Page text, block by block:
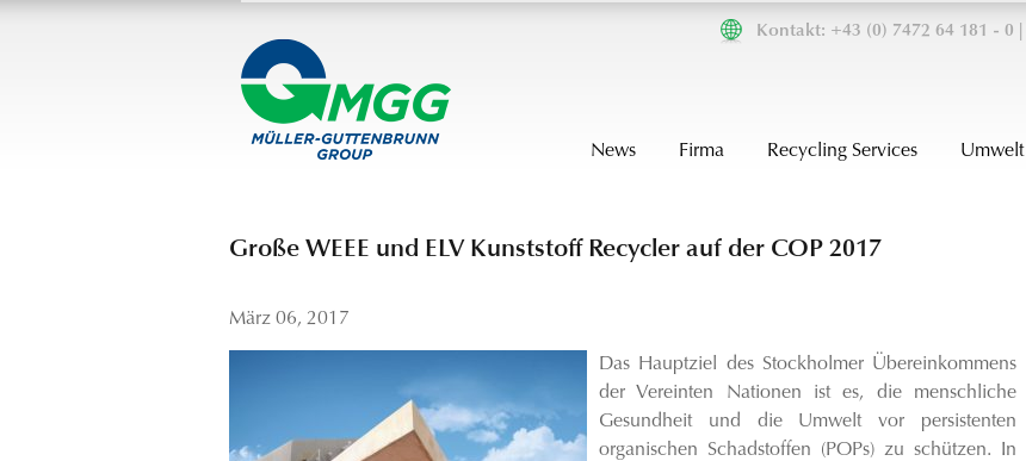
Kontakt: +43 (0) 7472 64 181 - 0 |
News Firma Recycling Services Umwelt
Große WEEE und ELV Kunststoff Recycler auf der COP 2017
März 06, 2017
Das Hauptziel des Stockholmer Übereinkommens
der Vereinten Nationen ist es, die menschliche
Gesundheit und die Umwelt vor persistenten
organischen Schadstoffen (POPs) zu schützen. In